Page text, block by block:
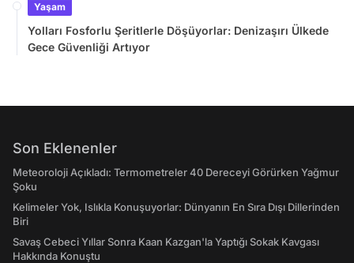
Yaşam
Yolları Fosforlu Şeritlerle Döşüyorlar: Denizaşırı Ülkede
Gece Güvenliği Artıyor
Son Eklenenler
Meteoroloji Açıkladı: Termometreler 40 Dereceyi Görürken Yağmur
Şoku
Kelimeler Yok, Islıkla Konuşuyorlar: Dünyanın En Sıra Dışı Dillerinden
Biri
Savaş Cebeci Yıllar Sonra Kaan Kazgan'la Yaptığı Sokak Kavgası
Hakkında Konuştu